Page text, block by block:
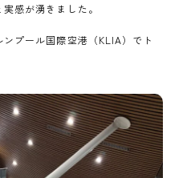
感が湧きました。
プール国際空港（KLIA）でト